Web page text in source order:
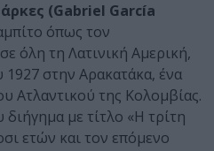
(Gabriel García
όπως τον
όλη τη Λατινική Αμερική,
1927 στην Αρακατάκα, ένα
Ατλαντικού της Κολομβίας.
με τίτλο «Η τρίτη
ετών και τον επόμενο